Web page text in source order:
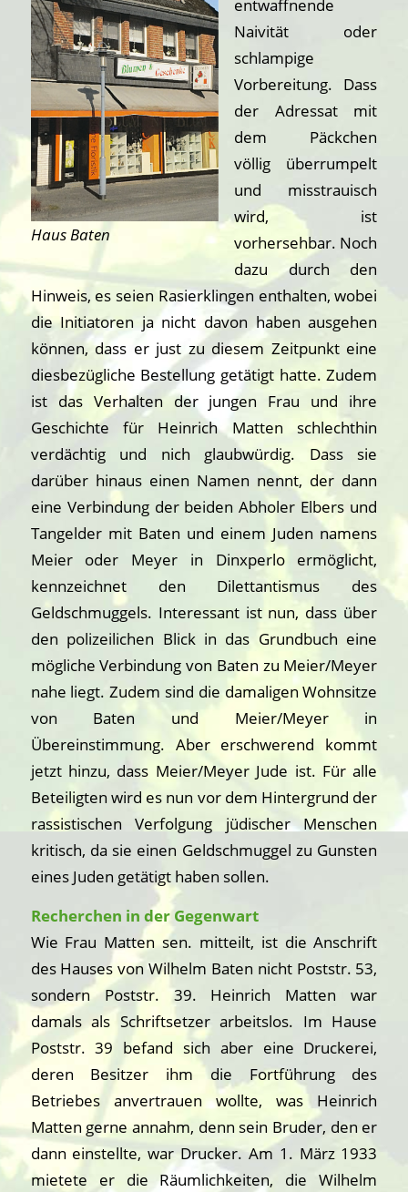
Haus Baten
entwaffnende
Naivität oder
schlampige
Vorbereitung. Dass
der Adressat mit
dem Päckchen
völlig überrumpelt
und misstrauisch
wird, ist
vorhersehbar. Noch
dazu durch den
Hinweis, es seien Rasierklingen enthalten, wobei
die Initiatoren ja nicht davon haben ausgehen
können, dass er just zu diesem Zeitpunkt eine
diesbezügliche Bestellung getätigt hatte. Zudem
ist das Verhalten der jungen Frau und ihre
Geschichte für Heinrich Matten schlechthin
verdächtig und nich glaubwürdig. Dass sie
darüber hinaus einen Namen nennt, der dann
eine Verbindung der beiden Abholer Elbers und
Tangelder mit Baten und einem Juden namens
Meier oder Meyer in Dinxperlo ermöglicht,
kennzeichnet den Dilettantismus des
Geldschmuggels. Interessant ist nun, dass über
den polizeilichen Blick in das Grundbuch eine
mögliche Verbindung von Baten zu Meier/Meyer
nahe liegt. Zudem sind die damaligen Wohnsitze
von Baten und Meier/Meyer in
Übereinstimmung. Aber erschwerend kommt
jetzt hinzu, dass Meier/Meyer Jude ist. Für alle
Beteiligten wird es nun vor dem Hintergrund der
rassistischen Verfolgung jüdischer Menschen
kritisch, da sie einen Geldschmuggel zu Gunsten
eines Juden getätigt haben sollen.
Recherchen in der Gegenwart
Wie Frau Matten sen. mitteilt, ist die Anschrift
des Hauses von Wilhelm Baten nicht Poststr. 53,
sondern Poststr. 39. Heinrich Matten war
damals als Schriftsetzer arbeitslos. Im Hause
Poststr. 39 befand sich aber eine Druckerei,
deren Besitzer ihm die Fortführung des
Betriebes anvertrauen wollte, was Heinrich
Matten gerne annahm, denn sein Bruder, den er
dann einstellte, war Drucker. Am 1. März 1933
mietete er die Räumlichkeiten, die Wilhelm